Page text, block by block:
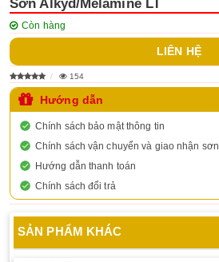
Sơn Alkyd/Melamine LT
Còn hàng
LIÊN HỆ
154
Hướng dẫn
Chính sách bảo mật thông tin
Chính sách vận chuyển và giao nhận sơn
Hướng dẫn thanh toán
Chính sách đổi trả
SẢN PHẨM KHÁC